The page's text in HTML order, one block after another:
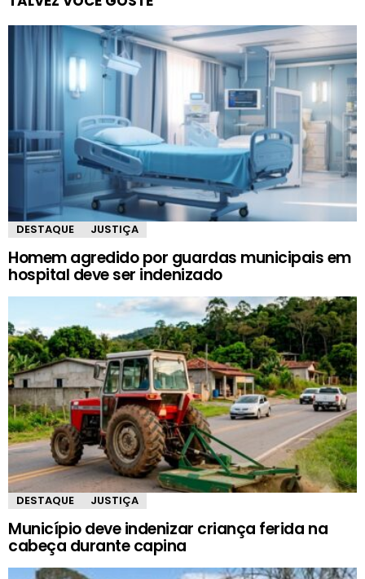
DESTAQUE JUSTIÇA
Homem agredido por guardas municipais em
hospital deve ser indenizado
DESTAQUE JUSTIÇA
Município deve indenizar criança ferida na
cabeça durante capina